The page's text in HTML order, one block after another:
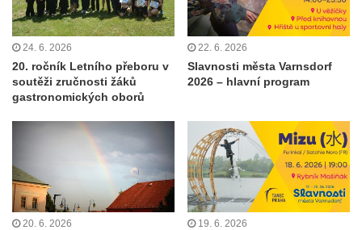
24. 6. 2026
20. ročník Letního přeboru v
soutěži zručnosti žáků
gastronomických oborů
22. 6. 2026
Slavnosti města Varnsdorf
2026 – hlavní program
20. 6. 2026 19. 6. 2026